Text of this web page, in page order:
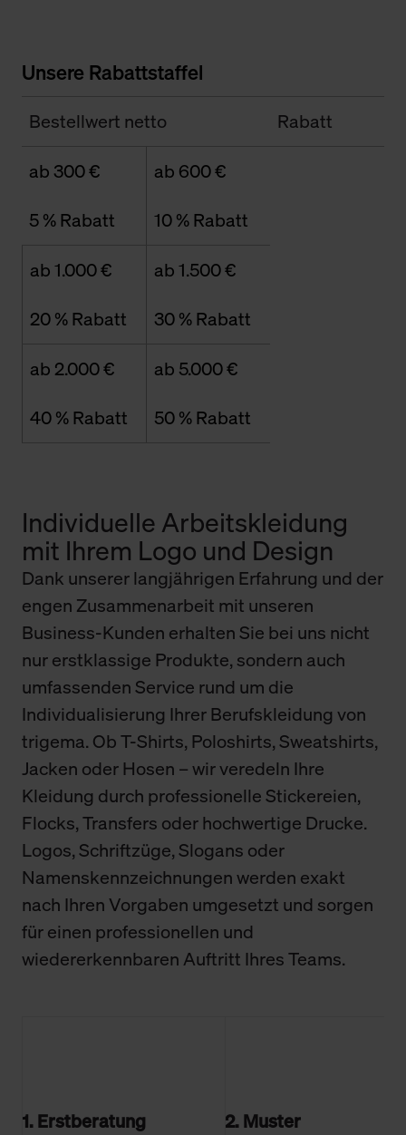
Unsere Rabattstaffel
Bestellwert netto Rabatt
ab 300 €
5 % Rabatt
ab 600 €
10 % Rabatt
ab 1.000 €
20 % Rabatt
ab 1.500 €
30 % Rabatt
ab 2.000 €
40 % Rabatt
ab 5.000 €
50 % Rabatt
Individuelle Arbeitskleidung
mit Ihrem Logo und Design
Dank unserer langjährigen Erfahrung und der
engen Zusammenarbeit mit unseren
Business-Kunden erhalten Sie bei uns nicht
nur erstklassige Produkte, sondern auch
umfassenden Service rund um die
Individualisierung Ihrer Berufskleidung von
trigema. Ob T-Shirts, Poloshirts, Sweatshirts,
Jacken oder Hosen – wir veredeln Ihre
Kleidung durch professionelle Stickereien,
Flocks, Transfers oder hochwertige Drucke.
Logos, Schriftzüge, Slogans oder
Namenskennzeichnungen werden exakt
nach Ihren Vorgaben umgesetzt und sorgen
für einen professionellen und
wiedererkennbaren Auftritt Ihres Teams.
1. Erstberatung
2. Muster